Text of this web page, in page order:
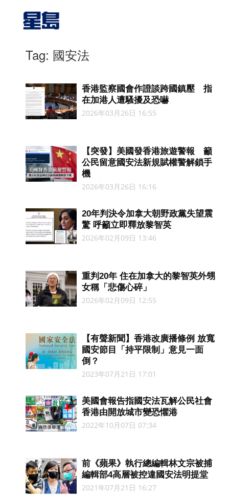
Tag: 國安法
香港監察國會作證談跨國鎮壓 指
在加港人遭騷擾及恐嚇
2026年03月26日 16:55
【突發】美國發香港旅遊警報 籲
公民留意國安法新規賦權警解鎖手
機
2026年03月26日 16:16
20年判決令加拿大朝野政黨失望震
驚 呼籲立即釋放黎智英
2026年02月09日 13:46
重判20年 住在加拿大的黎智英外甥
女稱「悲傷心碎」
2026年02月09日 12:55
【有聲新聞】香港改廣播條例 放寬
國安節目「持平限制」意見一面
倒？
2023年07月21日 17:01
美國會報告指國安法瓦解公民社會
香港由開放城市變恐懼港
2022年10月07日 07:34
前《蘋果》執行總編輯林文宗被捕
編輯部4高層被控違國安法明提堂
2021年07月21日 16:27